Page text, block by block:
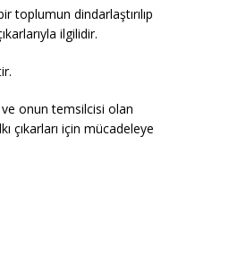
toplumun dindarlaştırılıp
ilgilidir.
ve onun temsilcisi olan
çıkarları için mücadeleye